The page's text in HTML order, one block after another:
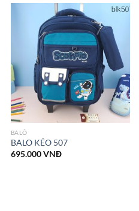
BALÔ
BALO KÉO 507
695.000VNĐ